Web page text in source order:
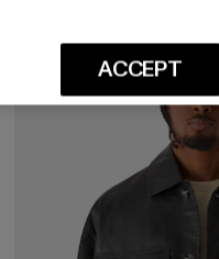
-57%
ACCEPT